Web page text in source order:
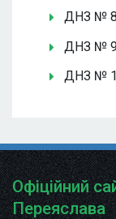
ДНЗ № 8
ДНЗ № 9
ДНЗ №
Офіційний
Переяслава